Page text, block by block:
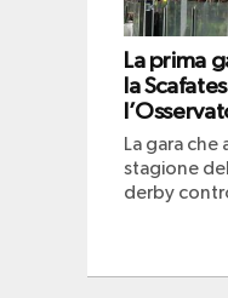
La prima
la
La gara
stagione
derby